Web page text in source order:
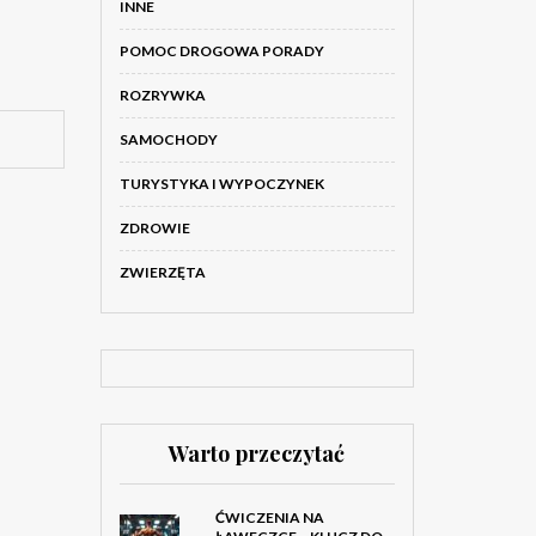
INNE
POMOC DROGOWA PORADY
ROZRYWKA
SAMOCHODY
TURYSTYKA I WYPOCZYNEK
ZDROWIE
ZWIERZĘTA
Warto przeczytać
ĆWICZENIA NA